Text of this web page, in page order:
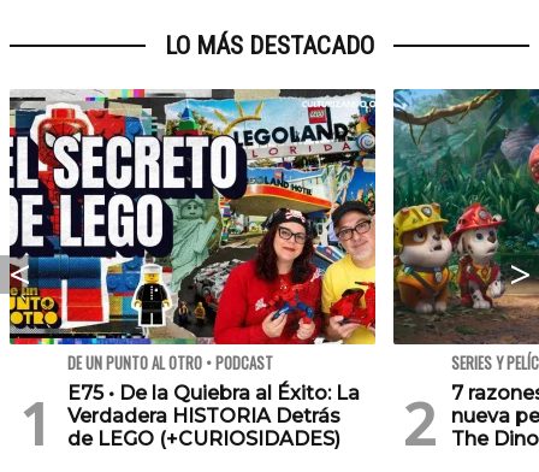
LO MÁS DESTACADO
DE UN PUNTO AL OTRO • PODCAST
E75 • De la Quiebra al Éxito: La
Verdadera HISTORIA Detrás
de LEGO (+CURIOSIDADES)
SERIES Y
7
nueva
The